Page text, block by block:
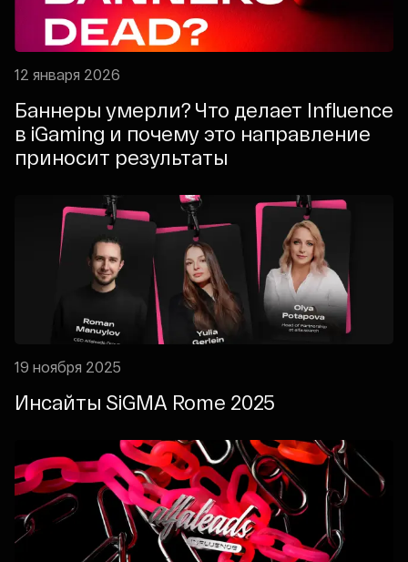
12 января 2026
Баннеры умерли? Что делает Influence
в iGaming и почему это направление
приносит результаты
19 ноября 2025
Инсайты SiGMA Rome 2025